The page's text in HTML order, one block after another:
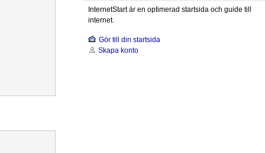
InternetStart är en optimerad startsida och guide till
internet.
Gör till din startsida
Skapa konto